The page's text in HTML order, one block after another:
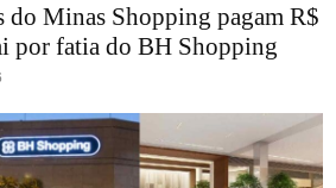
do Minas Shopping pagam R$
por fatia do BH Shopping